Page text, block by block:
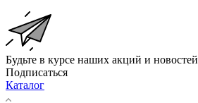
Будьте в курсе наших акций и новостей
Подписаться
Каталог